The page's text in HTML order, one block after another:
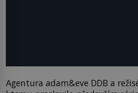
Agentura adam&eve DDB a